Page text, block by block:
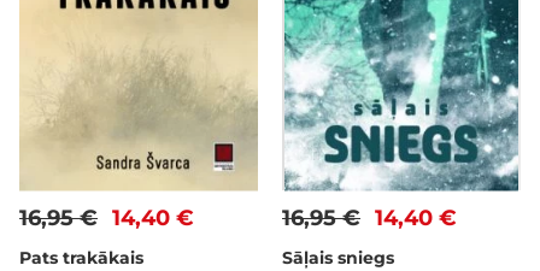
14,40 €
16,95 €
Pats trakākais
14,40 €
16,95 €
Sāļais sniegs